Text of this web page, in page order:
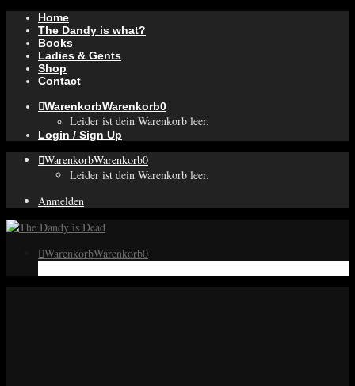
Home
The Dandy is what?
Books
Ladies & Gents
Shop
Contact
WarenkorbWarenkorb0
Leider ist dein Warenkorb leer.
Login / Sign Up
WarenkorbWarenkorb0
Leider ist dein Warenkorb leer.
Anmelden
WarenkorbWarenkorb0